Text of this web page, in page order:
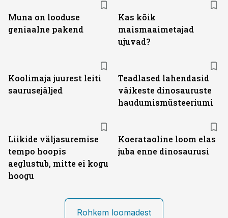
Muna on looduse
geniaalne pakend
Kas kõik
maismaaimetajad
ujuvad?
Koolimaja juurest leiti
saurusejäljed
Teadlased lahendasid
väikeste dinosauruste
haudumismüsteeriumi
Liikide väljasuremise
tempo hoopis
aeglustub, mitte ei kogu
hoogu
Koerataoline loom elas
juba enne dinosaurusi
Rohkem loomadest